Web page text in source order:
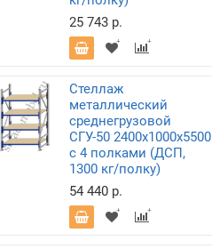
25 743 р.
Стеллаж
металлический
среднегрузовой
СГУ-50 2400х1000х5500
с 4 полками (ДСП,
1300 кг/полку)
54 440 р.